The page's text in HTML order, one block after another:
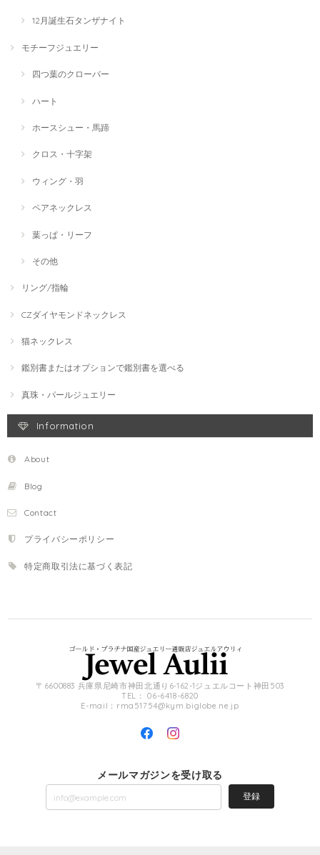
12月誕生石タンザナイト
モチーフジュエリー
四つ葉のクローバー
ハート
ホースシュー・馬蹄
クロス・十字架
ウィング・羽
ペアネックレス
葉っぱ・リーフ
その他
リング/指輪
CZダイヤモンドネックレス
猫ネックレス
鑑別書またはオプションで鑑別書を選べる
真珠・パールジュエリー
Information
About
Blog
Contact
プライバシーポリシー
特定商取引法に基づく表記
〒6600883 兵庫県尼崎市神田北通り6-162-1ジュエルコート神田503
TEL： 06-6418-6820
E-mail： rma51754@kym.biglobe.ne.jp
メールマガジンを受け取る
登録